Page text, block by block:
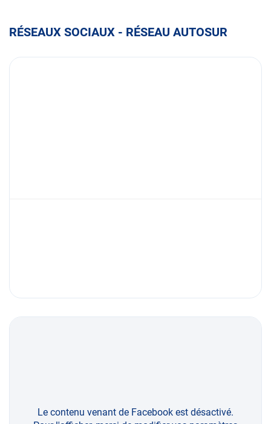
RÉSEAUX SOCIAUX - RÉSEAU AUTOSUR
Le contenu venant de Facebook est désactivé.